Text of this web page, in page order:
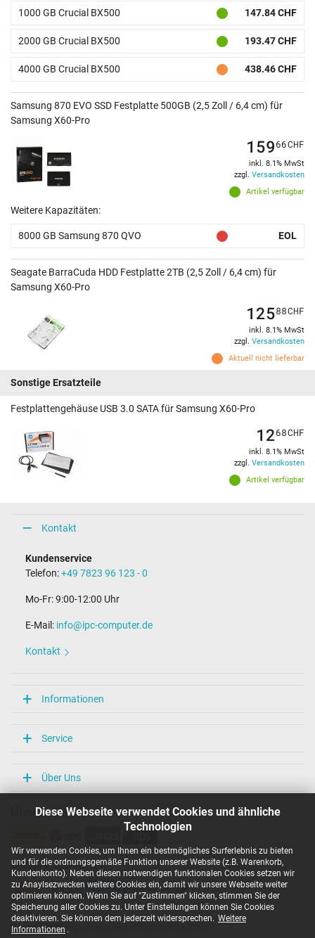
Diese Webseite verwendet Cookies und ähnliche
Technologien
Wir verwenden Cookies, um Ihnen ein bestmögliches Surferlebnis zu bieten
und für die ordnungsgemäße Funktion unserer Website (z.B. Warenkorb,
Kundenkonto). Neben diesen notwendigen funktionalen Cookies setzen wir
zu Anaylsezwecken weitere Cookies ein, damit wir unsere Webseite weiter
optimieren können. Wenn Sie auf "Zustimmen" klicken, stimmen Sie der
Speicherung aller Cookies zu. Unter Einstellungen können Sie Cookies
deaktivieren. Sie können dem jederzeit widersprechen. Weitere
Informationen .
1000 GB Crucial BX500 147.84 CHF
2000 GB Crucial BX500 193.47 CHF
4000 GB Crucial BX500 438.46 CHF
Samsung 870 EVO SSD Festplatte 500GB (2,5 Zoll / 6,4 cm) für
Samsung X60-Pro
Artikel verfügbar
15966CHF
inkl. 8.1% MwSt
zzgl. Versandkosten
Weitere Kapazitäten:
8000 GB Samsung 870 QVO EOL
Seagate BarraCuda HDD Festplatte 2TB (2,5 Zoll / 6,4 cm) für
Samsung X60-Pro
Aktuell nicht lieferbar
12588CHF
inkl. 8.1% MwSt
zzgl. Versandkosten
Sonstige Ersatzteile
Festplattengehäuse USB 3.0 SATA für Samsung X60-Pro
Artikel verfügbar
1268CHF
inkl. 8.1% MwSt
zzgl. Versandkosten
Kontakt
Kundenservice
Telefon:+49 7823 96 123 - 0
Mo-Fr: 9:00-12:00 Uhr
E-Mail: info@ipc-computer.de
Kontakt
Informationen
Service
Über Uns
Unsere Versandarten
Unsere Zahlarten
Copyright ©